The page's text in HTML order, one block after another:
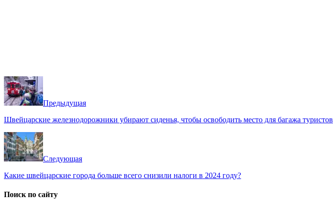
Предыдущая
Швейцарские железнодорожники убирают сиденья, чтобы освободить место для багажа туристов
Следующая
Какие швейцарские города больше всего снизили налоги в 2024 году?
Поиск по сайту